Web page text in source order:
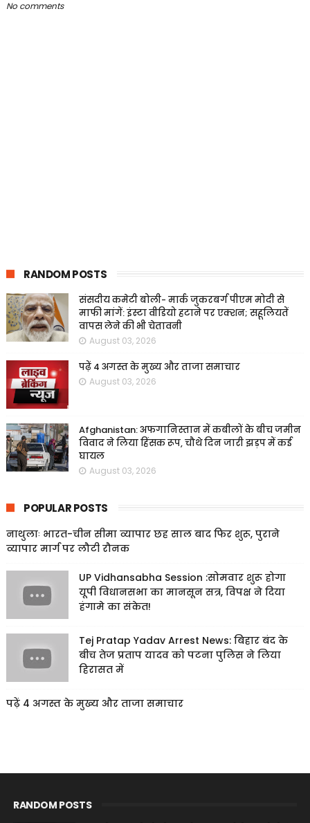
No comments
RANDOM POSTS
संसदीय कमेटी बोली- मार्क जुकरबर्ग पीएम मोदी से
माफी मांगें: इंस्टा वीडियो हटाने पर एक्शन; सहूलियतें
वापस लेने की भी चेतावनी
August 03, 2026
पढ़ें 4 अगस्त के मुख्य और ताजा समाचार
August 03, 2026
Afghanistan: अफगानिस्तान में कबीलों के बीच जमीन
विवाद ने लिया हिंसक रूप, चौथे दिन जारी झड़प में कई
घायल
August 03, 2026
POPULAR POSTS
नाथुलाः भारत-चीन सीमा व्यापार छह साल बाद फिर शुरू, पुराने
व्यापार मार्ग पर लौटी रौनक
UP Vidhansabha Session :सोमवार शुरू होगा
यूपी विधानसभा का मानसून सत्र, विपक्ष ने दिया
हंगामे का संकेत!
Tej Pratap Yadav Arrest News: बिहार बंद के
बीच तेज प्रताप यादव को पटना पुलिस ने लिया
हिरासत में
पढ़ें 4 अगस्त के मुख्य और ताजा समाचार
RANDOM POSTS